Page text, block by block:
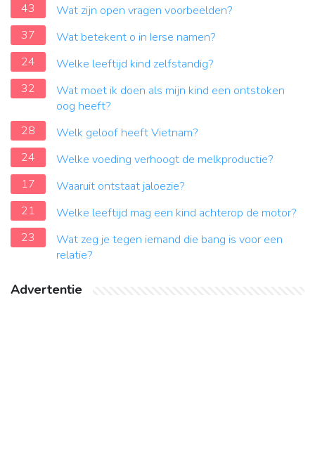
43
Wat zijn open vragen voorbeelden?
37
Wat betekent o in Ierse namen?
24
Welke leeftijd kind zelfstandig?
32
Wat moet ik doen als mijn kind een ontstoken
oog heeft?
28
Welk geloof heeft Vietnam?
24
Welke voeding verhoogt de melkproductie?
17
Waaruit ontstaat jaloezie?
21
Welke leeftijd mag een kind achterop de motor?
23
Wat zeg je tegen iemand die bang is voor een
relatie?
Advertentie